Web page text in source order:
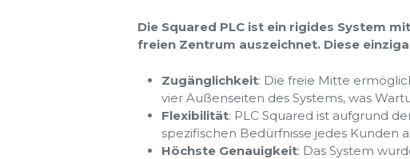
Die Squared PLC ist ein rigides System
freien Zentrum auszeichnet. Diese
Zugänglichkeit: Die freie Mitte
vier Außenseiten des Systems, was
Flexibilität: PLC Squared ist aufgrund
spezifischen Bedürfnisse jedes Kunden
Höchste Genauigkeit: Das System